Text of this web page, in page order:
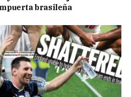
brasileña